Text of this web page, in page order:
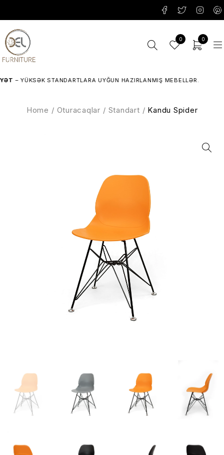
0 0
– YÜKSƏK STANDARTLARA UYĞUN HAZIRLANMIŞ MEBELLƏR.
Home / Oturacaqlar / Standart / Kandu Spider